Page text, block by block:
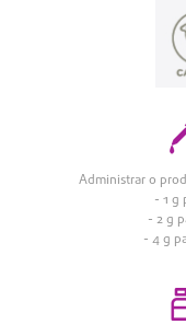
Administrar o
- 1 g
- 2 g
- 4 g